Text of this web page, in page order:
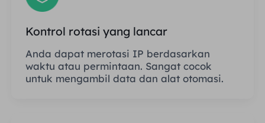
Kontrol rotasi yang lancar
Anda dapat merotasi IP berdasarkan
waktu atau permintaan. Sangat cocok
untuk mengambil data dan alat otomasi.